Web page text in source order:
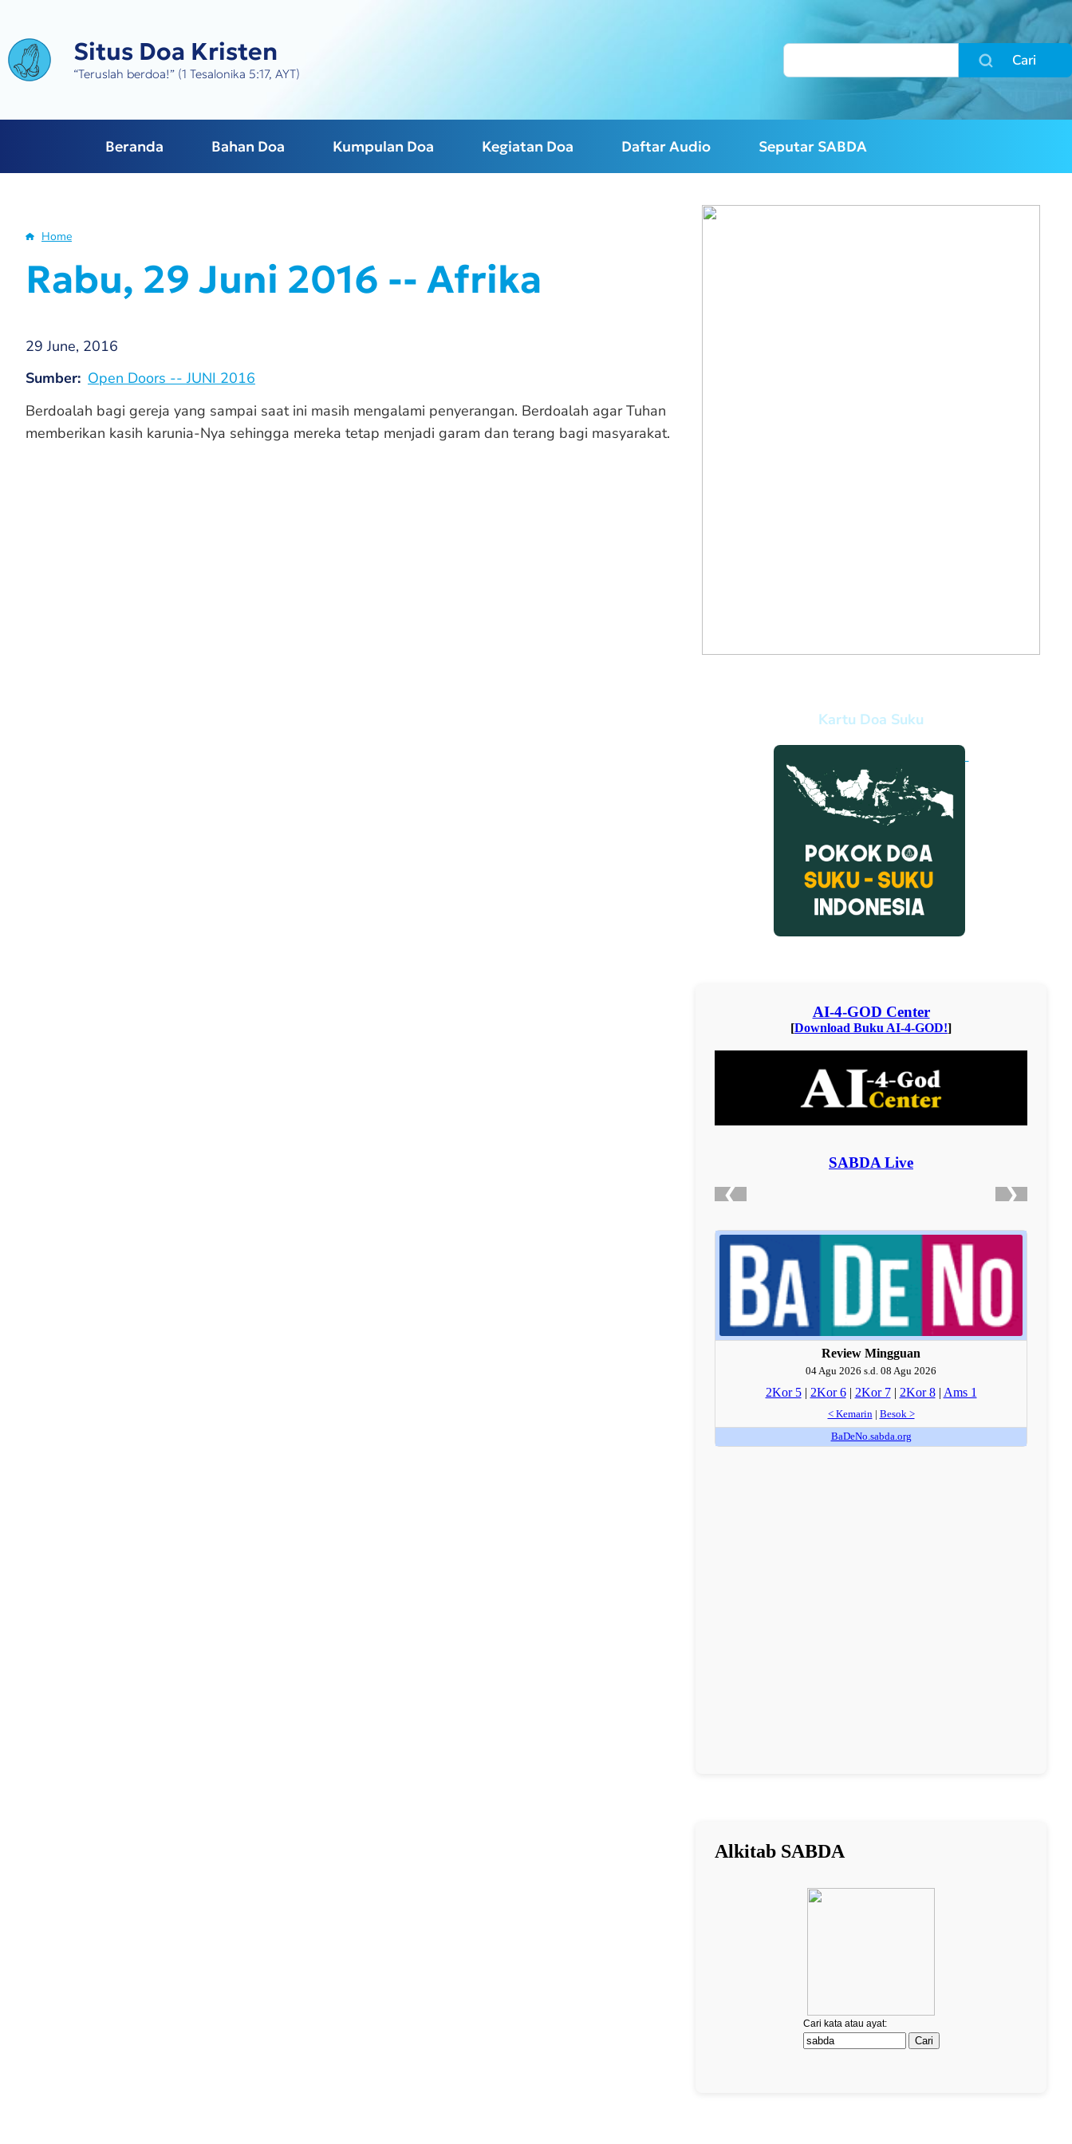
main
content
Situs Doa Kristen
“Teruslah berdoa!” (1 Tesalonika 5:17, AYT)
Beranda Bahan Doa Kumpulan Doa Kegiatan Doa Daftar Audio Seputar SABDA
Home
Rabu, 29 Juni 2016 -- Afrika
29 June, 2016
Sumber Open Doors -- JUNI 2016
Berdoalah bagi gereja yang sampai saat ini masih mengalami penyerangan. Berdoalah agar Tuhan
memberikan kasih karunia-Nya sehingga mereka tetap menjadi garam dan terang bagi masyarakat.
Kartu Doa Suku